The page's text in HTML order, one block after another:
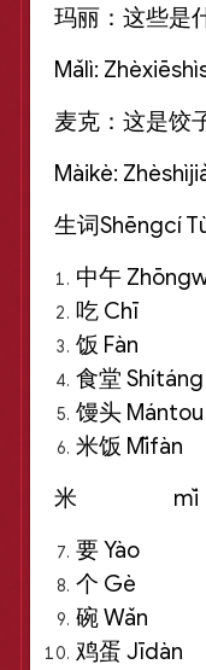
玛丽：这些是
Mǎlì:
麦克：这是饺
Màikè:
生词Shēngcí
中午
吃
饭 Fàn
食堂
馒头
米饭
米
要 Yào
个 Gè
碗 Wǎn
鸡蛋